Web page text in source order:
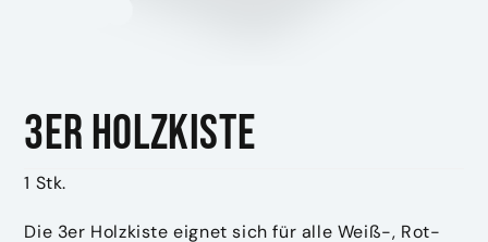
3er Holzkiste
1 Stk.
Die 3er Holzkiste eignet sich für alle Weiß-, Rot-